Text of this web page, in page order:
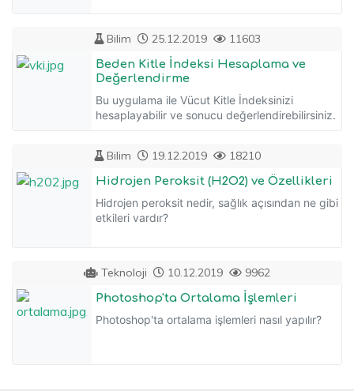
Bilim 25.12.2019 11603
Beden Kitle İndeksi Hesaplama ve
Değerlendirme
Bu uygulama ile Vücut Kitle İndeksinizi
hesaplayabilir ve sonucu değerlendirebilirsiniz.
Bilim 19.12.2019 18210
Hidrojen Peroksit (H2O2) ve Özellikleri
Hidrojen peroksit nedir, sağlık açısından ne gibi
etkileri vardır?
Teknoloji 10.12.2019 9962
Photoshop'ta Ortalama İşlemleri
Photoshop'ta ortalama işlemleri nasıl yapılır?